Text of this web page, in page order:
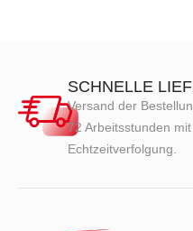
SCHNELLE
Versand der
72 Arbeitsstunden mit
Echtzeitverfolgung.